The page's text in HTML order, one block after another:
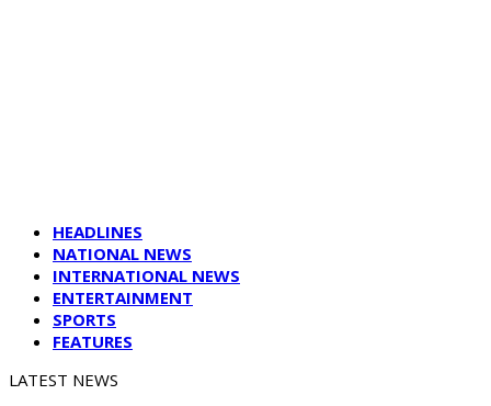
HEADLINES
NATIONAL NEWS
INTERNATIONAL NEWS
ENTERTAINMENT
SPORTS
FEATURES
LATEST NEWS